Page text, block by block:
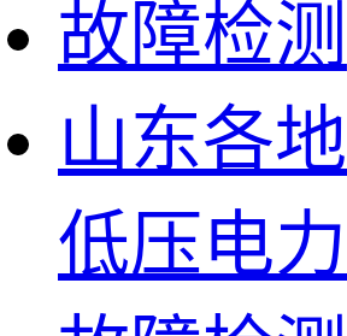
山东各
低压电